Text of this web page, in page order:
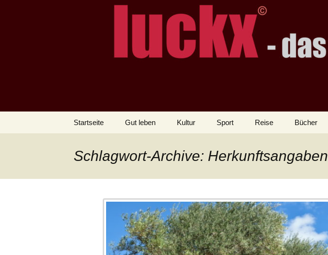
LUCKX
– das Magazin
Startseite Gut leben Kultur Sport Reise Bücher
Schlagwort-Archive: Herkunftsangaben